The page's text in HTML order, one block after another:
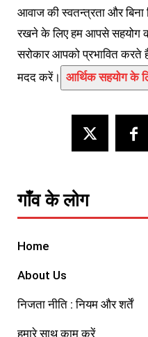
आवाज की स्वतन्त्रता और बिना
रखने के लिए हम आपसे सहयोग
सरोकार आपको प्रभावित करते
मदद करें। आर्थिक सहयोग के
गाँव के लोग
Home
About Us
निजता नीति : नियम और शर्तें
हमारे साथ काम करें